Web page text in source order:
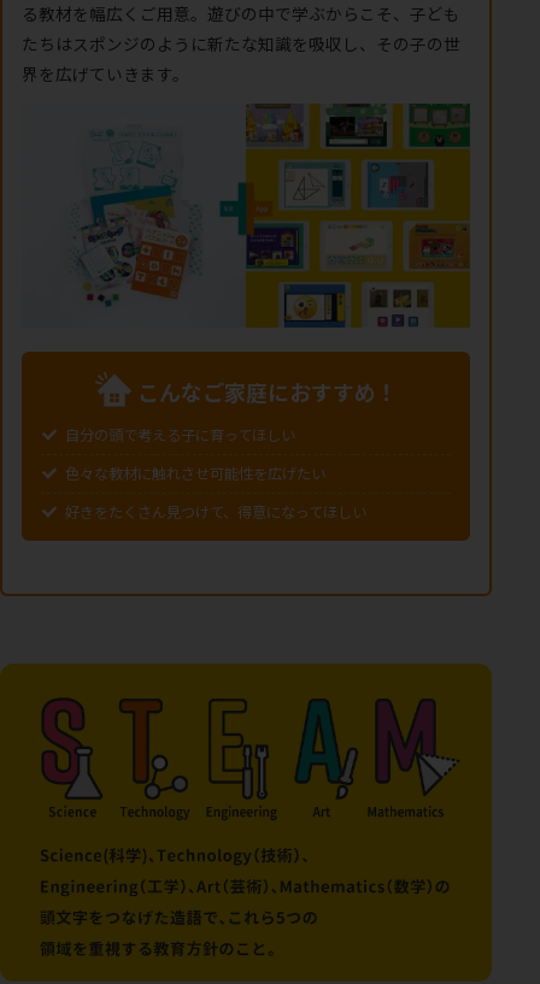
る教材を幅広くご用意。遊びの中で学ぶからこそ、子ども
たちはスポンジのように新たな知識を吸収し、その子の世
界を広げていきます。
こんなご家庭におすすめ！
自分の頭で考える子に育ってほしい
色々な教材に触れさせ可能性を広げたい
好きをたくさん見つけて、得意になってほしい